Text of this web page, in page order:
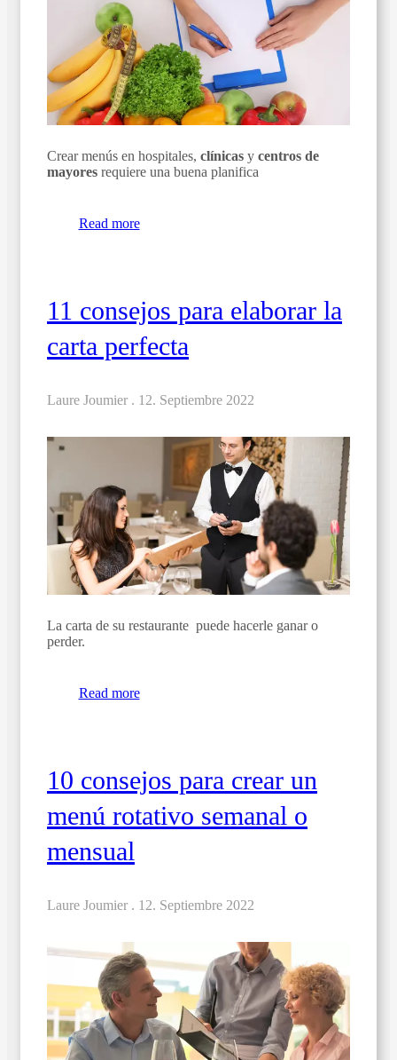
Crear menús en hospitales, clínicas y centros de
mayores requiere una buena planifica
Read more
11 consejos para elaborar la
carta perfecta
Laure Joumier . 12. Septiembre 2022
La carta de su restaurante puede hacerle ganar o
perder.
Read more
10 consejos para crear un
menú rotativo semanal o
mensual
Laure Joumier . 12. Septiembre 2022